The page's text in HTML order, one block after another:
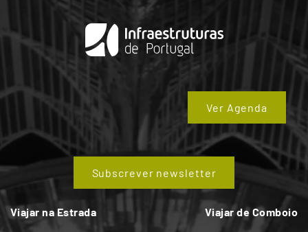
Ver Agenda
Subscrever newsletter
Viajar na Estrada Viajar de Comboio